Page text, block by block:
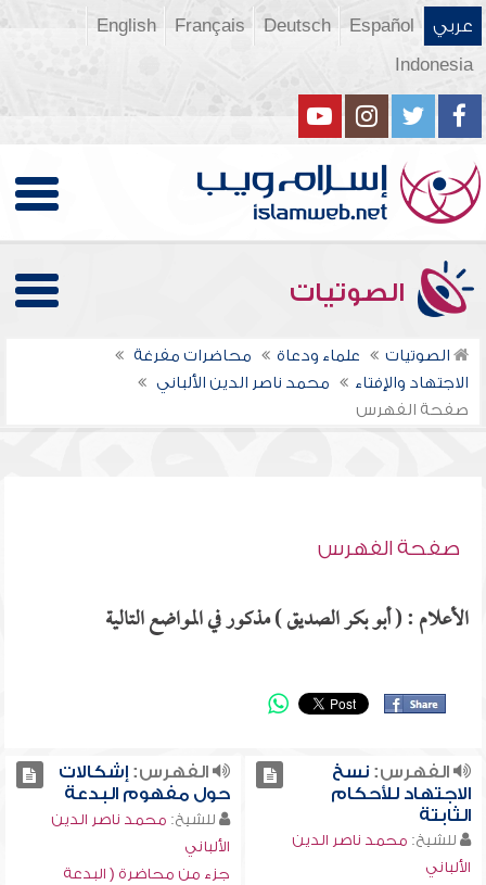
عربي Español
Deutsch
Français
English
Indonesia
الصوتيات
الصوتيات علماء ودعاة
محاضرات مفرغة
الاجتهاد والإفتاء
محمد ناصر الدين الألباني
صفحة الفهرس
صفحة الفهرس
الأعلام : ( أبو بكر الصديق ) مذكور في المواضع التالية
الفهرس:نسخ
الاجتهاد للأحكام
الثابتة
للشيخ: محمد ناصر الدين
الألباني
الفهرس:إشكالات
حول مفهوم البدعة
للشيخ: محمد ناصر الدين
الألباني
جزء من محاضرة ( البدعة